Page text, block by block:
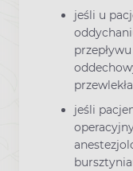
jeśli u
jeśli